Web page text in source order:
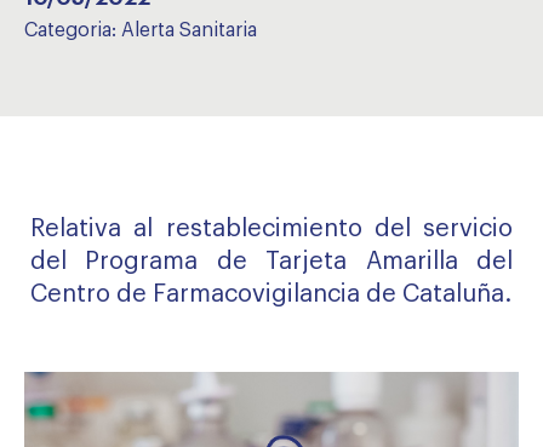
Categoria: Alerta Sanitaria
Relativa al restablecimiento del servicio
del Programa de Tarjeta Amarilla del
Centro de Farmacovigilancia de Cataluña.